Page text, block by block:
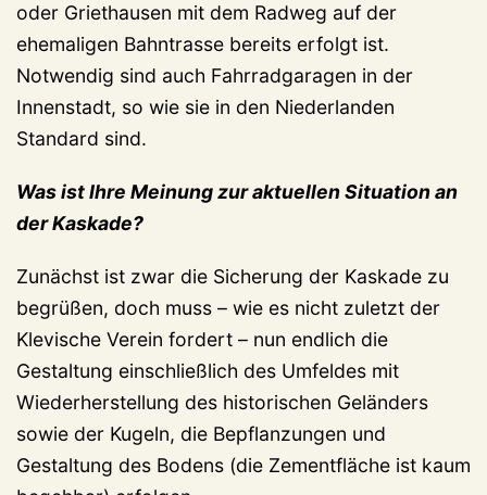
oder Griethausen mit dem Radweg auf der
ehemaligen Bahntrasse bereits erfolgt ist.
Notwendig sind auch Fahrradgaragen in der
Innenstadt, so wie sie in den Niederlanden
Standard sind.
Was ist Ihre Meinung zur aktuellen Situation an
der Kaskade?
Zunächst ist zwar die Sicherung der Kaskade zu
begrüßen, doch muss – wie es nicht zuletzt der
Klevische Verein fordert – nun endlich die
Gestaltung einschließlich des Umfeldes mit
Wiederherstellung des historischen Geländers
sowie der Kugeln, die Bepflanzungen und
Gestaltung des Bodens (die Zementfläche ist kaum